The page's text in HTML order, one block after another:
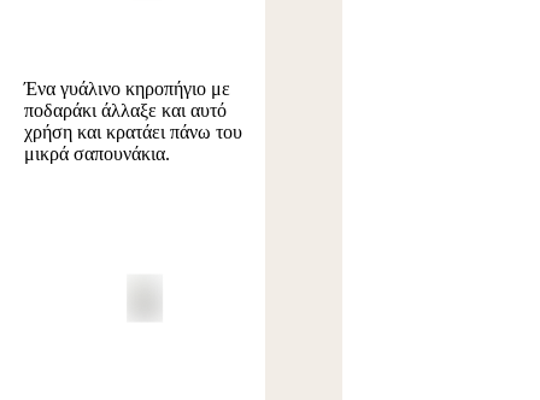
Ένα γυάλινο κηροπήγιο με
ποδαράκι άλλαξε και αυτό
χρήση και κρατάει πάνω του
μικρά σαπουνάκια.